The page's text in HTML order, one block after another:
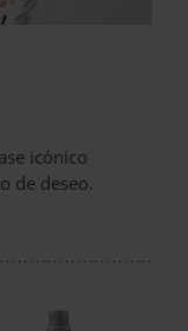
icónico
de deseo.